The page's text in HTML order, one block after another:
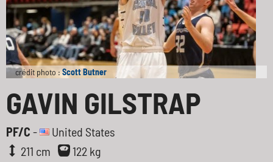
crédit photo :Scott Butner
GAVIN GILSTRAP
PF/C -
United States
211 cm
122 kg